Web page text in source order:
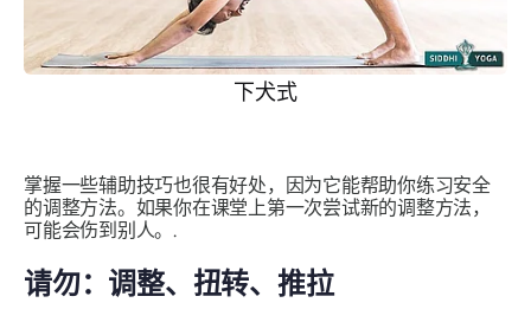
下犬式
掌握一些辅助技巧也很有好处，因为它能帮助你练习安全
的调整方法。如果你在课堂上第一次尝试新的调整方法，
可能会伤到别人。.
请勿：调整、扭转、推拉